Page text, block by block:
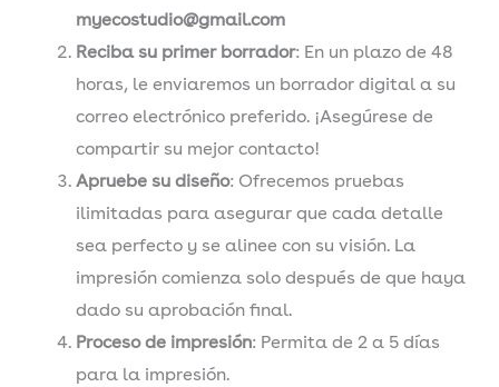
myecostudio@gmail.com
Reciba su primer borrador: En un plazo de 48
horas, le enviaremos un borrador digital a su
correo electrónico preferido. ¡Asegúrese de
compartir su mejor contacto!
Apruebe su diseño: Ofrecemos pruebas
ilimitadas para asegurar que cada detalle
sea perfecto y se alinee con su visión. La
impresión comienza solo después de que haya
dado su aprobación final.
Proceso de impresión: Permita de 2 a 5 días
para la impresión.